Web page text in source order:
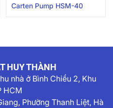
Carten Pump HSM-40
HUY THÀNH
nhà ở Bình Chiểu 2, Khu
HCM
Phường Thanh Liệt, Hà